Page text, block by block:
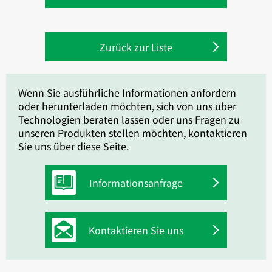
Zurück zur Liste
Wenn Sie ausführliche Informationen anfordern
oder herunterladen möchten, sich von uns über
Technologien beraten lassen oder uns Fragen zu
unseren Produkten stellen möchten, kontaktieren
Sie uns über diese Seite.
Informationsanfrage
Kontaktieren Sie uns